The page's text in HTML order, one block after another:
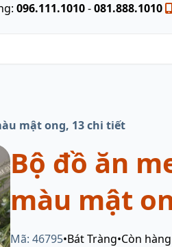
096.111.1010-081.888.1010
mật ong, 13 chi tiết
Bộ đồ ăn
màu mật
Mã: 46795•Bát Tràng•Còn hàng